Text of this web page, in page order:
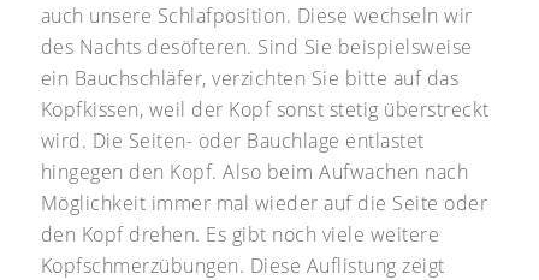
auch unsere Schlafposition. Diese wechseln wir
des Nachts desöfteren. Sind Sie beispielsweise
ein Bauchschläfer, verzichten Sie bitte auf das
Kopfkissen, weil der Kopf sonst stetig überstreckt
wird. Die Seiten- oder Bauchlage entlastet
hingegen den Kopf. Also beim Aufwachen nach
Möglichkeit immer mal wieder auf die Seite oder
den Kopf drehen. Es gibt noch viele weitere
Kopfschmerzübungen. Diese Auflistung zeigt